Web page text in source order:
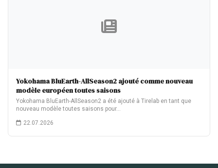
Yokohama BluEarth-AllSeason2 ajouté comme nouveau
modèle européen toutes saisons
Yokohama BluEarth-AllSeason2 a été ajouté à Tirelab en tant que
nouveau modèle toutes saisons pour…
22.07.2026